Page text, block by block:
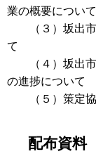
業の概要について
（３）坂出市
て
（４）坂出市
の進捗について
（５）策定協
配布資料